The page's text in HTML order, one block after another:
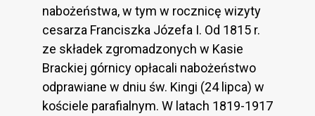
nabożeństwa, w tym w rocznicę wizyty
cesarza Franciszka Józefa I. Od 1815 r.
ze składek zgromadzonych w Kasie
Brackiej górnicy opłacali nabożeństwo
odprawiane w dniu św. Kingi (24 lipca) w
kościele parafialnym. W latach 1819-1917